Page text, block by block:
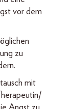
vor dem
zu
mit